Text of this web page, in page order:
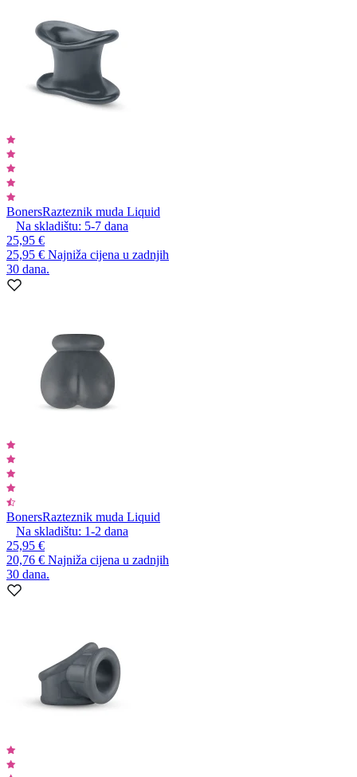
BonersRazteznik muda Liquid
Na skladištu: 5-7 dana
25,95 €
25,95 € Najniža cijena u zadnjih
30 dana.
BonersRazteznik muda Liquid
Na skladištu: 1-2 dana
25,95 €
20,76 € Najniža cijena u zadnjih
30 dana.